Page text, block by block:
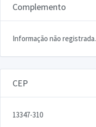
Complemento
Informação não registrada.
CEP
13347-310